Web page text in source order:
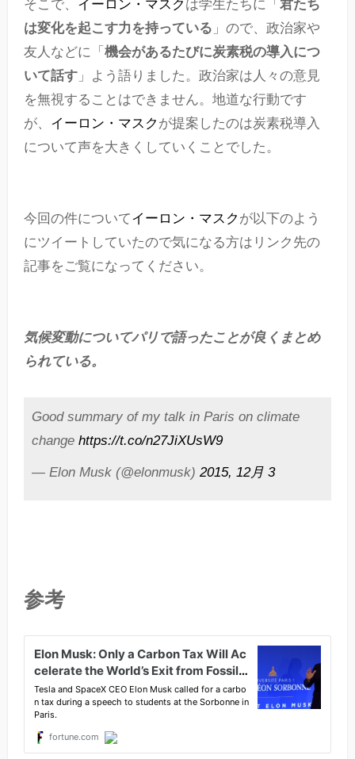
そこで、 イーロン・マスク は学生たちに「 君たち
は変化を起こす力を持っている 」ので、政治家や
友人などに「 機会があるたびに炭素税の導入につ
いて話す 」よう語りました。政治家は人々の意見
を無視することはできません。地道な行動です
が、 イーロン・マスク が提案したのは炭素税導入
について声を大きくしていくことでした。
今回の件についてイーロン・マスク が以下のよう
にツイートしていたので気になる方はリンク先の
記事をご覧になってください。
気候変動についてパリで語ったことが良くまとめ
られている。
Good summary of my talk in Paris on climate
change https://t.co/n27JiXUsW9
— Elon Musk (@elonmusk) 2015, 12月 3
参考